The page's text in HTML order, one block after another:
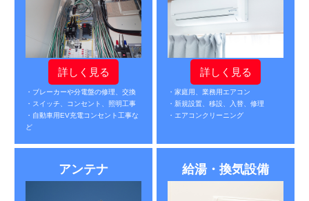
詳しく見る
・ブレーカーや分電盤の修理、交換
・スイッチ、コンセント、照明工事
・自動車用EV充電コンセント工事な
ど
詳しく見る
・家庭用、業務用エアコン
・新規設置、移設、入替、修理
・エアコンクリーニング
アンテナ 給湯・換気設備